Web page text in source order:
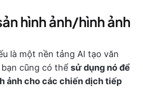
hình ảnh/hình ảnh
là một nền tảng AI tạo văn
cũng có thể sử dụng nó để
ảnh cho các chiến dịch tiếp